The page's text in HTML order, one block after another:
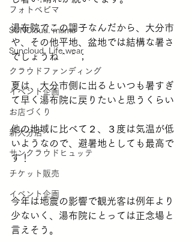
フォトベビマ
SUNCloud. mama
Suncloud. Life wear
クラウドファンディング
イベント企画
お店づくり
新大分店
サンクラウドヒュッテ
チケット販売
イベント企画
湯布院でこの調子なんだから、大分市
や、その他平地、盆地では結構な暑さ
でしょうね＾＾；
夏は、大分市側に出るといつも暑すぎ
て早く湯布院に戻りたいと思うくらい
他の地域に比べて２、３度は気温が低
いようなので、避暑地としても最高で
す！
今年は地震の影響で観光客は例年より
少ないく、湯布院にとっては正念場と
言えそう。